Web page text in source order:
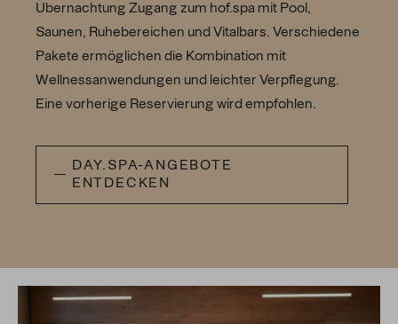
Übernachtung Zugang zum hof.spa mit Pool,
Saunen, Ruhebereichen und Vitalbars. Verschiedene
Pakete ermöglichen die Kombination mit
Wellnessanwendungen und leichter Verpflegung.
Eine vorherige Reservierung wird empfohlen.
DAY.SPA-ANGEBOTE
ENTDECKEN